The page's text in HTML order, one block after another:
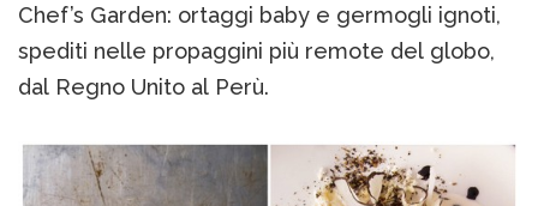
Chef’s Garden: ortaggi baby e germogli ignoti,
spediti nelle propaggini più remote del globo,
dal Regno Unito al Perù.